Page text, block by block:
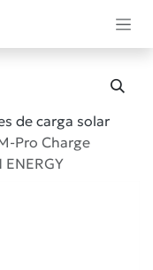
de carga solar
Pro Charge